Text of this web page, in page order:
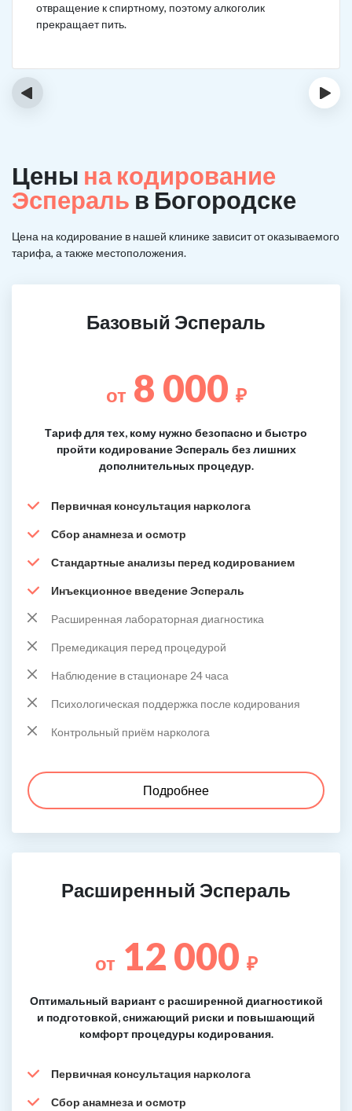
отвращение к спиртному, поэтому алкоголик
прекращает пить.
‹ ›
Цены на кодирование
Эспераль в Богородске
Цена на кодирование в нашей клинике зависит от оказываемого
тарифа, а также местоположения.
Базовый Эспераль
от 8 000 ₽
Тариф для тех, кому нужно безопасно и быстро
пройти кодирование Эспераль без лишних
дополнительных процедур.
Первичная консультация нарколога
Сбор анамнеза и осмотр
Стандартные анализы перед кодированием
Инъекционное введение Эспераль
Расширенная лабораторная диагностика
Премедикация перед процедурой
Наблюдение в стационаре 24 часа
Психологическая поддержка после кодирования
Контрольный приём нарколога
Подробнее
Расширенный Эспераль
от 12 000 ₽
Оптимальный вариант с расширенной диагностикой
и подготовкой, снижающий риски и повышающий
комфорт процедуры кодирования.
Первичная консультация нарколога
Сбор анамнеза и осмотр